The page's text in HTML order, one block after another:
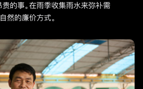
的事。在雨季收集雨水来弥补需
然的廉价方式。